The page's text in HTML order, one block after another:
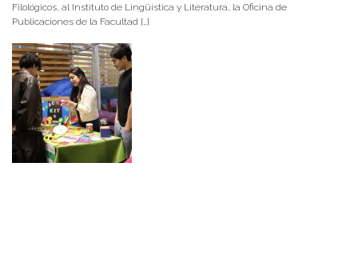
Filológicos, al Instituto de Lingüística y Literatura, la Oficina de
Publicaciones de la Facultad […]